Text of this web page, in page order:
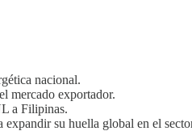
nacional.
mercado exportador.
a Filipinas.
expandir su huella global en el